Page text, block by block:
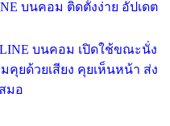
บนคอม ติดตั้งง่าย อัปเดต
บนคอม เปิดใช้ขณะนั่ง
คุยด้วยเสียง คุยเห็นหน้า ส่ง
มอ